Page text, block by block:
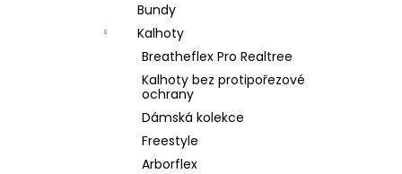
Bundy
Kalhoty
Breatheflex Pro Realtree
Kalhoty bez protipořezové
ochrany
Dámská kolekce
Freestyle
Arborflex